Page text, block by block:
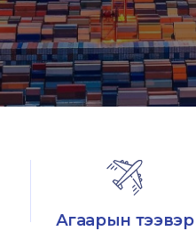
Агаарын тээвэр